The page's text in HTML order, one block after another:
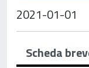
2021-01-01
Scheda